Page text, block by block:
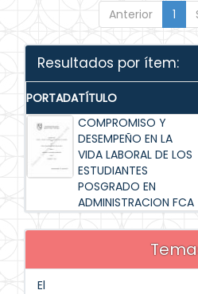
Anterior 1
Resultados por ítem:
PORTADATÍTULO
COMPROMISO Y
DESEMPEÑO EN LA
VIDA LABORAL DE LOS
ESTUDIANTES
POSGRADO EN
ADMINISTRACION FCA
El